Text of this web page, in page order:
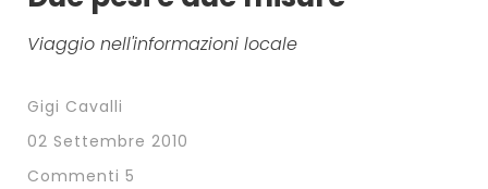
Viaggio nell'informazioni locale
Gigi Cavalli
02 Settembre 2010
Commenti 5